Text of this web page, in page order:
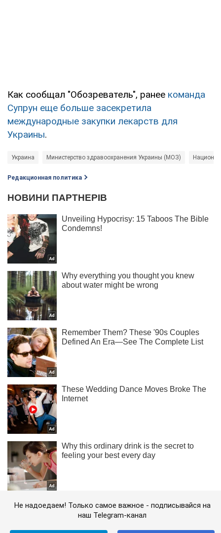
Как сообщал "Обозреватель", ранее команда
Супрун еще больше засекретила
международные закупки лекарств для
Украины.
Украина Министерство здравоохранения Украины (МОЗ)
Редакционная политика
Не надоедаем! Только самое важное - подписывайся на
наш Telegram-канал